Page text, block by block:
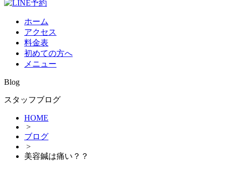
ホーム
アクセス
料金表
初めての方へ
メニュー
Blog
スタッフブログ
HOME
>
ブログ
>
美容鍼は痛い？？